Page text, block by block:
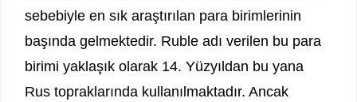
sebebiyle en sık araştırılan para birimlerinin
başında gelmektedir. Ruble adı verilen bu para
birimi yaklaşık olarak 14. Yüzyıldan bu yana
Rus topraklarında kullanılmaktadır. Ancak